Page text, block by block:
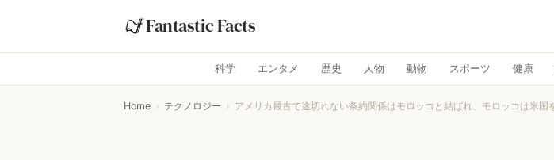
Fantastic Facts
科学 エンタメ 歴史 人物 動物 スポーツ 健康
Home › テクノロジー › アメリカ最古で途切れない条約関係はモロッコと結ばれ、モロッコは米国